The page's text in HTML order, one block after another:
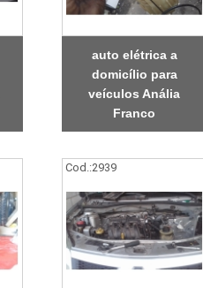
auto elétrica a
domicílio para
veículos Anália
Franco
Cod.:2939